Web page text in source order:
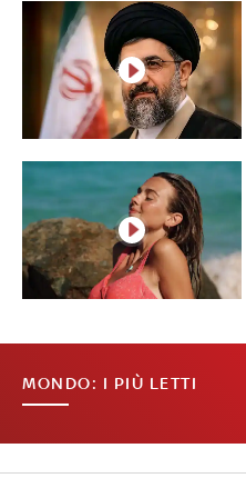
MONDO: I PIÙ LETTI